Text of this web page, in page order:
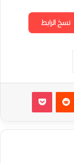
نسخ الرابط